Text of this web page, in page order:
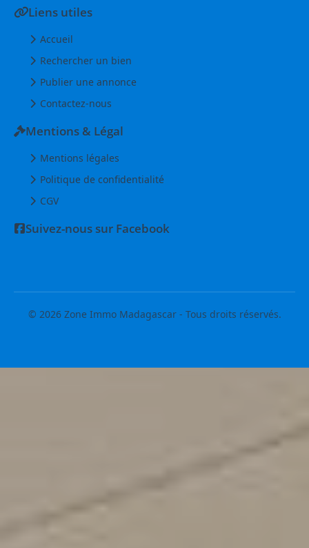
Liens utiles
Accueil
Rechercher un bien
Publier une annonce
Contactez-nous
Mentions & Légal
Mentions légales
Politique de confidentialité
CGV
Suivez-nous sur Facebook
© 2026 Zone Immo Madagascar - Tous droits réservés.